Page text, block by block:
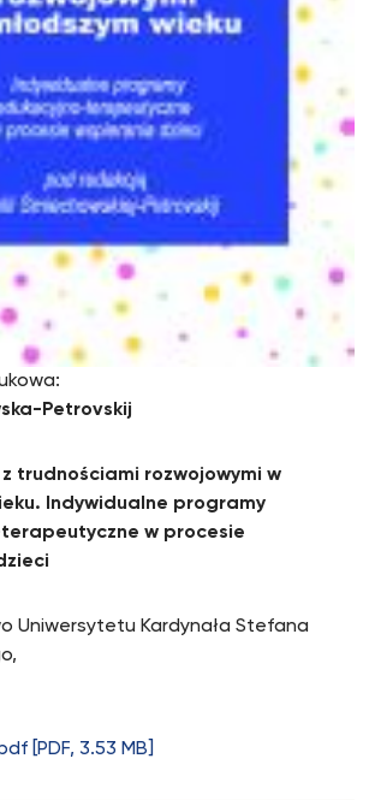
Petrovskij
trudnościami rozwojowymi w
Indywidualne programy
w procesie
Uniwersytetu Kardynała Stefana
[PDF, 3.53 MB]